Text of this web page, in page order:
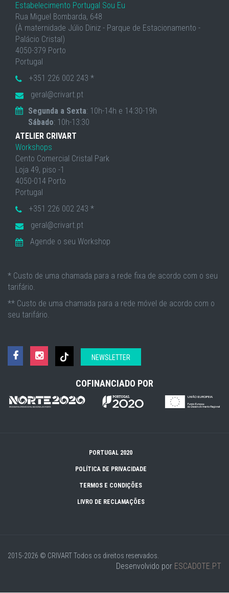
Estabelecimento Portugal Sou Eu
Rua Miguel Bombarda, 648
(À maternidade Júlio Diniz - Parque de Estacionamento -
Palácio Cristal)
4050-379 Porto
Portugal
+351 226 002 243 *
geral@crivart.pt
Segunda a Sexta: 10h-14h e 14:30-19h
Sábado: 10h-13:30
ATELIER CRIVART
Workshops
Cento Comercial Cristal Park
Loja 49, piso -1
4050-014 Porto
Portugal
+351 226 002 243 *
geral@crivart.pt
Agende o seu Workshop
* Custo de uma chamada para a rede fixa de acordo com o seu
tarifário.
** Custo de uma chamada para a rede móvel de acordo com o
seu tarifário.
NEWSLETTER
COFINANCIADO POR
PORTUGAL 2020
POLÍTICA DE PRIVACIDADE
TERMOS E CONDIÇÕES
LIVRO DE RECLAMAÇÕES
2015-2026 © CRIVARTTodos os direitos reservados.
Desenvolvido por ESCADOTE.PT